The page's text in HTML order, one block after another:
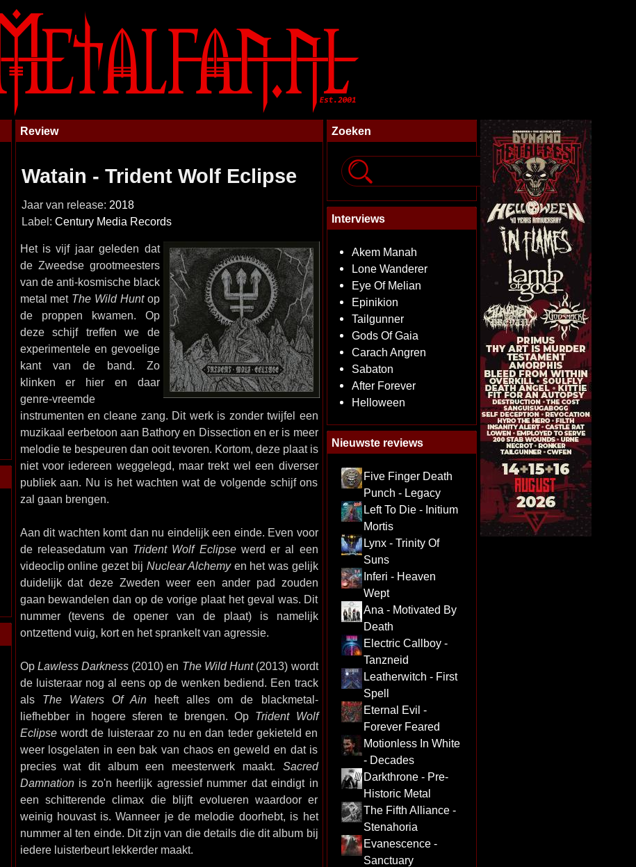
Review
Watain - Trident Wolf Eclipse
Jaar van release: 2018
Label: Century Media Records
Het is vijf jaar geleden dat
de Zweedse grootmeesters
van de anti-kosmische black
metal met The Wild Huntop
de proppen kwamen. Op
deze schijf treffen we de
experimentele en gevoelige
kant van de band. Zo
klinken er hier en daar
genre-vreemde
instrumenten en cleane zang. Dit werk is zonder twijfel een
muzikaal eerbetoon aan Bathory en Dissection en er is meer
melodie te bespeuren dan ooit tevoren. Kortom, deze plaat is
niet voor iedereen weggelegd, maar trekt wel een diverser
publiek aan. Nu is het wachten wat de volgende schijf ons
zal gaan brengen.
Aan dit wachten komt dan nu eindelijk een einde. Even voor
de releasedatum van Trident Wolf Eclipsewerd er al een
videoclip online gezet bij Nuclear Alchemyen het was gelijk
duidelijk dat deze Zweden weer een ander pad zouden
gaan bewandelen dan op de vorige plaat het geval was. Dit
nummer (tevens de opener van de plaat) is namelijk
ontzettend vuig, kort en het sprankelt van agressie.
Op Lawless Darkness(2010) en The Wild Hunt(2013) wordt
de luisteraar nog al eens op de wenken bediend. Een track
als The Waters Of Ainheeft alles om de blackmetal-
liefhebber in hogere sferen te brengen. Op Trident Wolf
Eclipsewordt de luisteraar zo nu en dan teder gekieteld en
weer losgelaten in een bak van chaos en geweld en dat is
precies wat dit album een meesterwerk maakt. Sacred
Damnationis zo'n heerlijk agressief nummer dat eindigt in
een schitterende climax die blijft evolueren waardoor er
weinig houvast is. Wanneer je de melodie doorhebt, is het
nummer al ten einde. Dit zijn van die details die dit album bij
iedere luisterbeurt lekkerder maakt.
Zoeken
Interviews
Akem Manah
Lone Wanderer
Eye Of Melian
Epinikion
Tailgunner
Gods Of Gaia
Carach Angren
Sabaton
After Forever
Helloween
Nieuwste reviews
Five Finger Death
Punch - Legacy
Left To Die - Initium
Mortis
Lynx - Trinity Of
Suns
Inferi - Heaven
Wept
Ana - Motivated By
Death
Electric Callboy -
Tanzneid
Leatherwitch - First
Spell
Eternal Evil -
Forever Feared
Motionless In White
- Decades
Darkthrone - Pre-
Historic Metal
The Fifth Alliance -
Stenahoria
Evanescence -
Sanctuary